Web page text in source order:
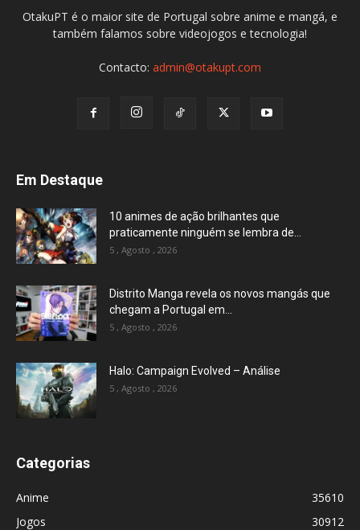
OtakuPT é o maior site de Portugal sobre anime e mangá, e
também falamos sobre videojogos e tecnologia!
Contacto: admin@otakupt.com
Em Destaque
10 animes de ação brilhantes que
praticamente ninguém se lembra de...
5 , Agosto , 2026
Distrito Manga revela os novos mangás que
chegam a Portugal em...
5 , Agosto , 2026
Halo: Campaign Evolved – Análise
5 , Agosto , 2026
Categorias
Anime
35610
Jogos
30912